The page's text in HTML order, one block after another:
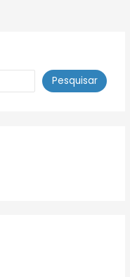
Pesquisar